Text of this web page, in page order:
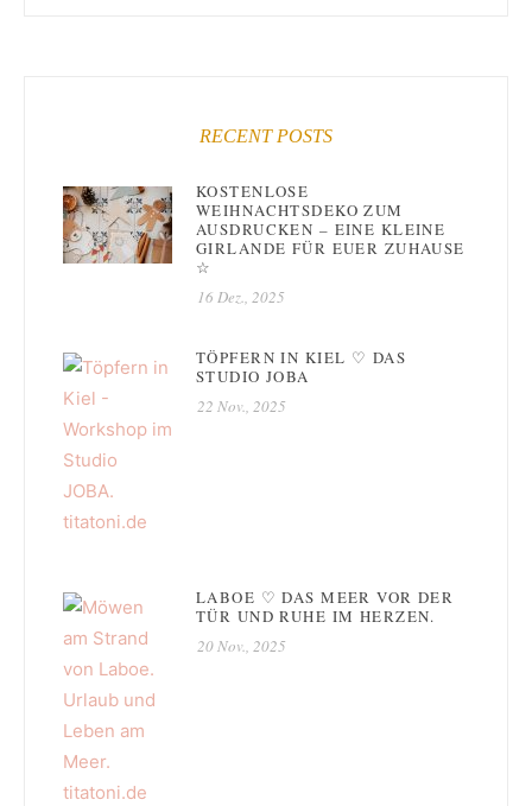
RECENT POSTS
KOSTENLOSE
WEIHNACHTSDEKO ZUM
AUSDRUCKEN – EINE KLEINE
GIRLANDE FÜR EUER ZUHAUSE
☆
16 Dez., 2025
TÖPFERN IN KIEL ♡ DAS
STUDIO JOBA
22 Nov., 2025
LABOE ♡ DAS MEER VOR DER
TÜR UND RUHE IM HERZEN.
20 Nov., 2025